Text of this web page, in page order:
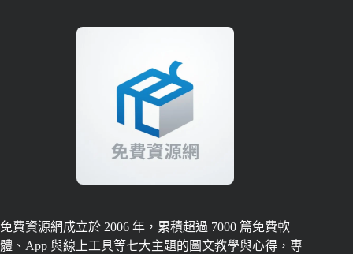
免費資源網成立於 2006 年，累積超過 7000 篇免費軟
體、App 與線上工具等七大主題的圖文教學與心得，專